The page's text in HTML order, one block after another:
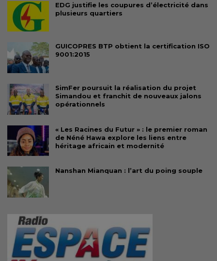
EDG justifie les coupures d’électricité dans
plusieurs quartiers
GUICOPRES BTP obtient la certification ISO
9001:2015
SimFer poursuit la réalisation du projet
Simandou et franchit de nouveaux jalons
opérationnels
« Les Racines du Futur » : le premier roman
de Néné Hawa explore les liens entre
héritage africain et modernité
Nanshan Mianquan : l’art du poing souple